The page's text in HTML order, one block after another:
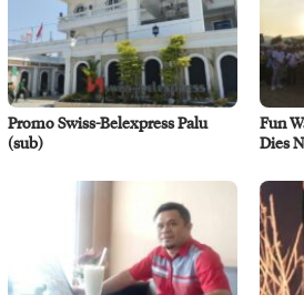
Promo Swiss-Belexpress Palu
(sub)
Fun
Dies